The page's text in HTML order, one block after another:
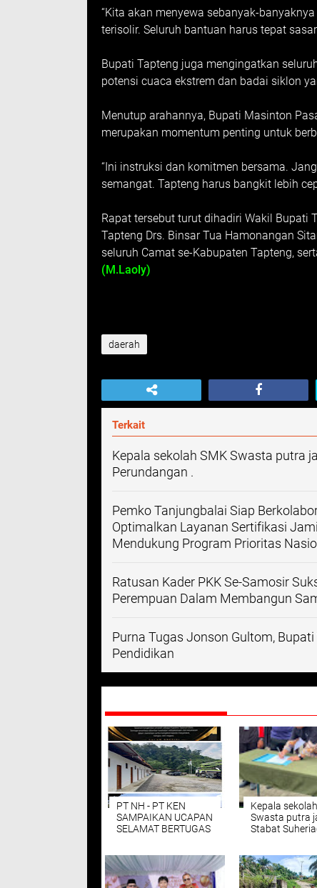
“Kita akan menyewa sebanyak-
terisolir. Seluruh bantuan harus tepat
Bupati Tapteng juga mengingatkan
potensi cuaca ekstrem dan badai siklon
Menutup arahannya, Bupati Masinton
merupakan momentum penting untuk
“Ini instruksi dan komitmen bersama.
semangat. Tapteng harus bangkit lebih
Rapat tersebut turut dihadiri Wakil Bupati
Tapteng Drs. Binsar Tua Hamonangan
seluruh Camat se-Kabupaten Tapteng,
(M.Laoly)
daerah
Terkait
Kepala sekolah SMK Swasta putra
Perundangan .
Pemko Tanjungbalai Siap
Optimalkan Layanan Sertifikasi
Mendukung Program Prioritas
Ratusan Kader PKK Se-Samosir
Perempuan Dalam Membangun
Purna Tugas Jonson Gultom,
Pendidikan
PT NH - PT KEN
SAMPAIKAN UCAPAN
SELAMAT BERTUGAS
Kepala
Swasta putra
Stabat